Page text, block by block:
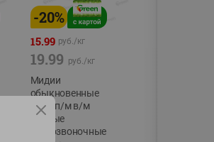
-20%
15.99 руб./кг
19.99 руб./кг
Мидии
обыкновенные
мясо п/м в/м
водные
беспозвоночные